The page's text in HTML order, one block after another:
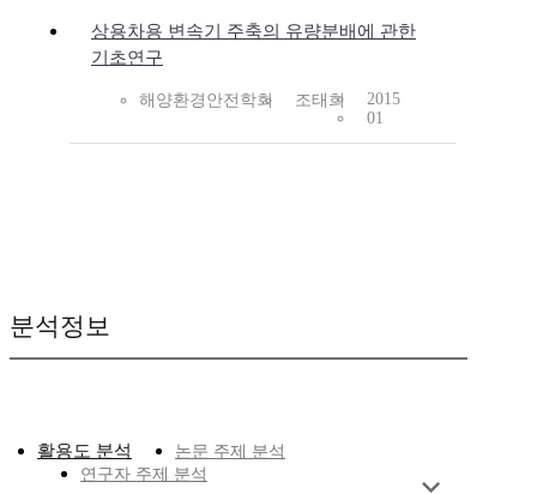
상용차용 변속기 주축의 유량분배에 관한
기초연구
해양환경안전학회 조태희
2015
01
분석정보
활용도 분석
논문 주제 분석
연구자 주제 분석